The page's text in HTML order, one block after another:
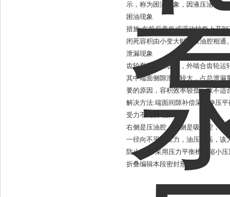
示，称为困油现象，因液压油不可
困油现象
措施:在前后盖板或浮动轴套上开
闭死容积由小变大时与吸油腔相通
泄漏现象
齿轮泵的泄漏较大，外啮合齿轮
其中端面侧隙泄漏较大，占总泄漏
要的原因，容积效率较低，故不适
解决方法:端面间隙补偿采用静压
受力不均衡现象
右侧是压油腔，左侧是吸油腔，两
一径向不平衡压力，油压越高，该
防止措施:采用压力平衡槽或缩小
折叠编辑本段密封形式